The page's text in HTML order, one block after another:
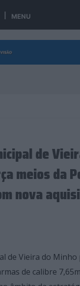
MENU
de
meios da
nova
de Vieira do Minho
de calibre